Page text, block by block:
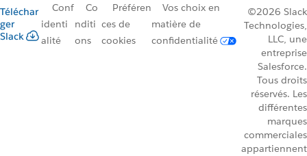
Téléchar
ger
Slack
Conf
identi
alité
Co
nditi
ons
Préféren
ces de
cookies
Vos choix en
matière de
confidentialité
©2026 Slack
Technologies,
LLC, une
entreprise
Salesforce.
Tous droits
réservés. Les
différentes
marques
commerciales
appartiennent